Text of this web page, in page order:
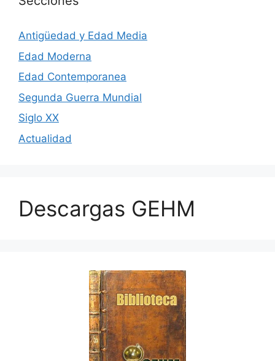
Antigüedad y Edad Media
Edad Moderna
Edad Contemporanea
Segunda Guerra Mundial
Siglo XX
Actualidad
Descargas GEHM